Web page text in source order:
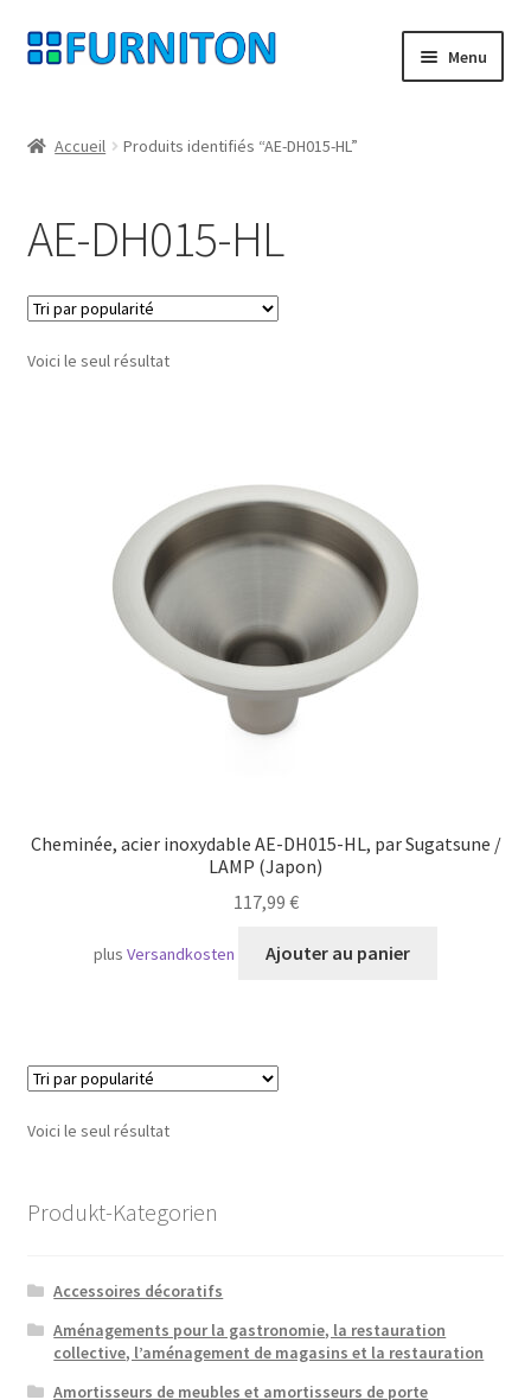
Aller
à
navigation
Aller
au
Menu
Protection des données
Droit de rétractation
Contact
CONDITIONS GÉNÉRALES DE VENTE
Transport maritime
Accueil Produits identifiés “AE-DH015-HL”
AE-DH015-HL
Voici le seul résultat
Cheminée, acier inoxydable AE-DH015-HL, par Sugatsune /
LAMP (Japon)
117,99 €
plusVersandkosten Ajouter au panier
Voici le seul résultat
Produkt-Kategorien
Accessoires décoratifs
Aménagements pour la gastronomie, la restauration
collective, l’aménagement de magasins et la restauration
Amortisseurs de meubles et amortisseurs de porte